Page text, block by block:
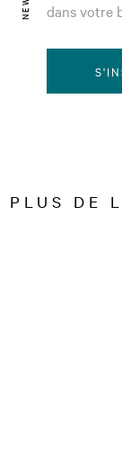
dans votre
PLUS DE